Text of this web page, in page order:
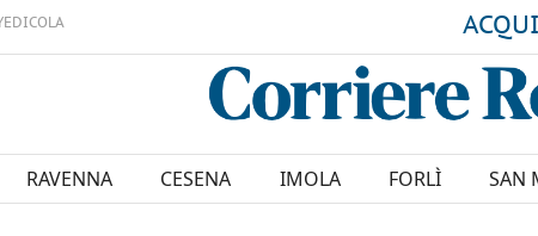
EDICOLA
RAVENNA CESENA IMOLA FORLÌ SAN